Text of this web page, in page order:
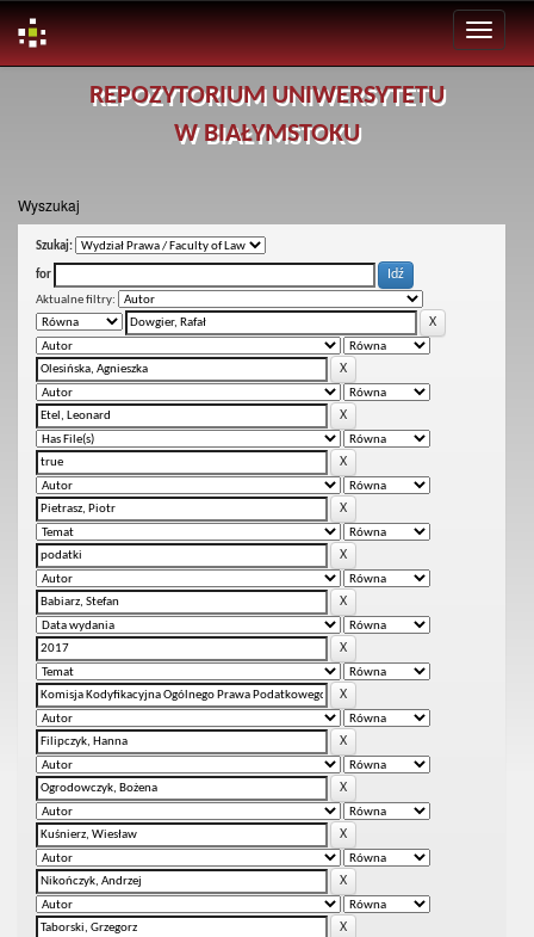
REPOZYTORIUM UNIWERSYTETU
W BIAŁYMSTOKU
Wyszukaj
Szukaj:
for
Aktualne filtry: